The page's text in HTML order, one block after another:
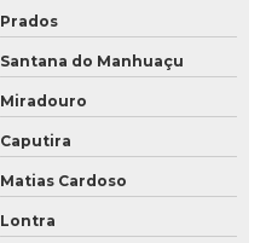
Prados
Santana do Manhuaçu
Miradouro
Caputira
Matias Cardoso
Lontra